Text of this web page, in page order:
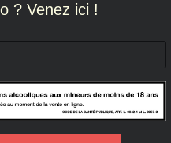
? Venez ici !